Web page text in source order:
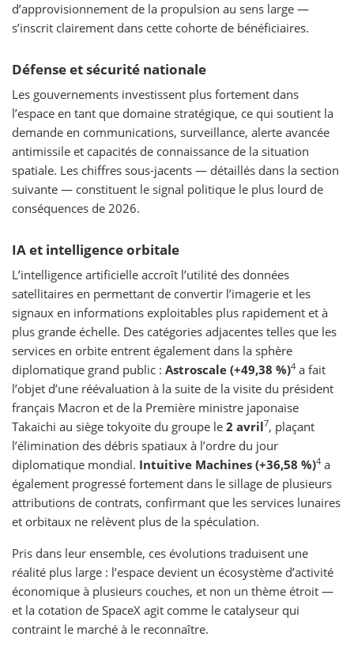
d’approvisionnement de la propulsion au sens large —
s’inscrit clairement dans cette cohorte de bénéficiaires.
Défense et sécurité nationale
Les gouvernements investissent plus fortement dans
l’espace en tant que domaine stratégique, ce qui soutient la
demande en communications, surveillance, alerte avancée
antimissile et capacités de connaissance de la situation
spatiale. Les chiffres sous-jacents — détaillés dans la section
suivante — constituent le signal politique le plus lourd de
conséquences de 2026.
IA et intelligence orbitale
L’intelligence artificielle accroît l’utilité des données
satellitaires en permettant de convertir l’imagerie et les
signaux en informations exploitables plus rapidement et à
plus grande échelle. Des catégories adjacentes telles que les
services en orbite entrent également dans la sphère
diplomatique grand public : Astroscale (+49,38 %)4 a fait
l’objet d’une réévaluation à la suite de la visite du président
français Macron et de la Première ministre japonaise
Takaichi au siège tokyoïte du groupe le 2 avril7, plaçant
l’élimination des débris spatiaux à l’ordre du jour
diplomatique mondial. Intuitive Machines (+36,58 %)4 a
également progressé fortement dans le sillage de plusieurs
attributions de contrats, confirmant que les services lunaires
et orbitaux ne relèvent plus de la spéculation.
Pris dans leur ensemble, ces évolutions traduisent une
réalité plus large : l’espace devient un écosystème d’activité
économique à plusieurs couches, et non un thème étroit —
et la cotation de SpaceX agit comme le catalyseur qui
contraint le marché à le reconnaître.